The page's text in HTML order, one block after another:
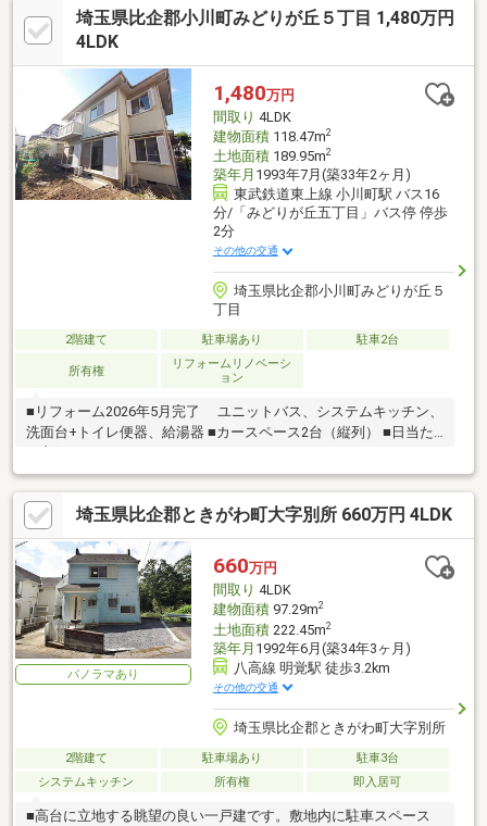
埼玉県比企郡小川町みどりが丘５丁目 1,480万円
4LDK
1,480万円
間取り 4LDK
建物面積118.47m2
土地面積189.95m2
築年月 1993年7月(築33年2ヶ月)
東武鉄道東上線 小川町駅 バス16
分/「みどりが丘五丁目」バス停 停歩
2分
その他の交通
埼玉県比企郡小川町みどりが丘５
丁目
2階建て 駐車場あり 駐車2台
所有権
リフォームリノベーシ
ョン
■リフォーム2026年5月完了 ユニットバス、システムキッチン、
洗面台+トイレ便器、給湯器 ■カースペース2台（縦列） ■日当た
埼玉県比企郡ときがわ町大字別所 660万円 4LDK
パノラマあり
660万円
間取り 4LDK
建物面積97.29m2
土地面積222.45m2
築年月 1992年6月(築34年3ヶ月)
八高線 明覚駅 徒歩3.2km
その他の交通
埼玉県比企郡ときがわ町大字別所
2階建て 駐車場あり
駐車3台
システムキッチン
所有権 即入居可
■高台に立地する眺望の良い一戸建です。敷地内に駐車スペース